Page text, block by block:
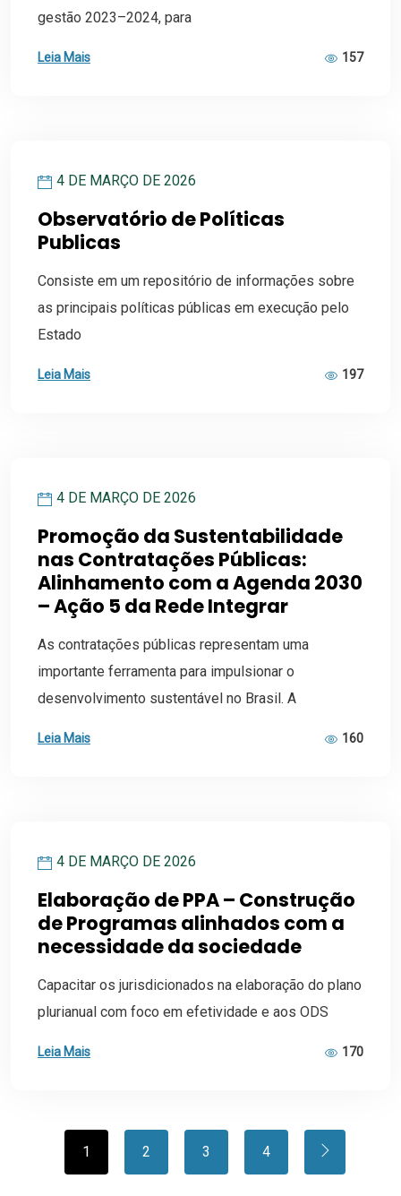
gestão 2023–2024, para
Leia Mais 157
4 DE MARÇO DE 2026
Observatório de Políticas
Publicas
Consiste em um repositório de informações sobre
as principais políticas públicas em execução pelo
Estado
Leia Mais 197
4 DE MARÇO DE 2026
Promoção da Sustentabilidade
nas Contratações Públicas:
Alinhamento com a Agenda 2030
– Ação 5 da Rede Integrar
As contratações públicas representam uma
importante ferramenta para impulsionar o
desenvolvimento sustentável no Brasil. A
Leia Mais 160
4 DE MARÇO DE 2026
Elaboração de PPA – Construção
de Programas alinhados com a
necessidade da sociedade
Capacitar os jurisdicionados na elaboração do plano
plurianual com foco em efetividade e aos ODS
Leia Mais 170
1 2 3 4